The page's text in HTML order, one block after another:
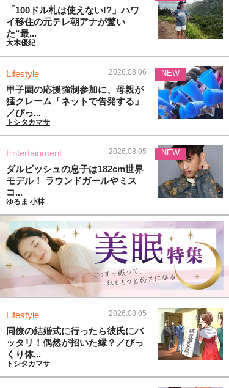
「100ドル札は使えない!?」ハワ
イ移住の元テレ朝アナが驚い
た“最...
大木優紀
Lifestyle 2026.08.06
甲子園の応援強制参加に、母親が
猛クレーム「ネットで告発する」
／びっ...
トシタカマサ
NEW
Entertainment 2026.08.05
ダルビッシュの息子は182cm世界
モデル！ ラウンドガールやミス
コ...
ゆるま 小林
NEW
Lifestyle 2026.08.05
同僚の結婚式に行ったら彼氏にバ
ッタリ！偶然が招いた縁？／びっ
くり体...
トシタカマサ